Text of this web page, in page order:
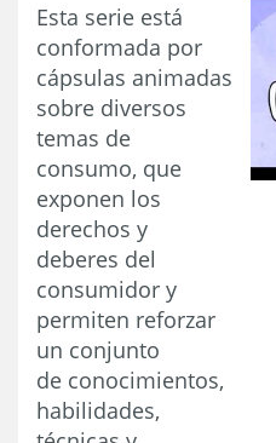
Esta serie está
conformada por
cápsulas animadas
sobre diversos
temas de
consumo, que
exponen los
derechos y
deberes del
consumidor y
permiten reforzar
un conjunto
de conocimientos,
habilidades,